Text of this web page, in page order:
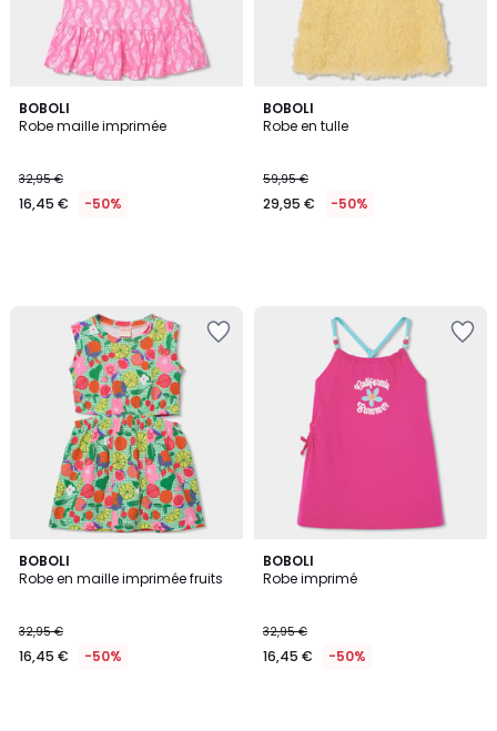
BOBOLI
Robe maille imprimée
32,95 €
16,45 € -50%
BOBOLI
Robe en tulle
59,95 €
29,95 € -50%
BOBOLI
Robe en maille imprimée fruits
32,95 €
16,45 € -50%
BOBOLI
Robe imprimé
32,95 €
16,45 € -50%